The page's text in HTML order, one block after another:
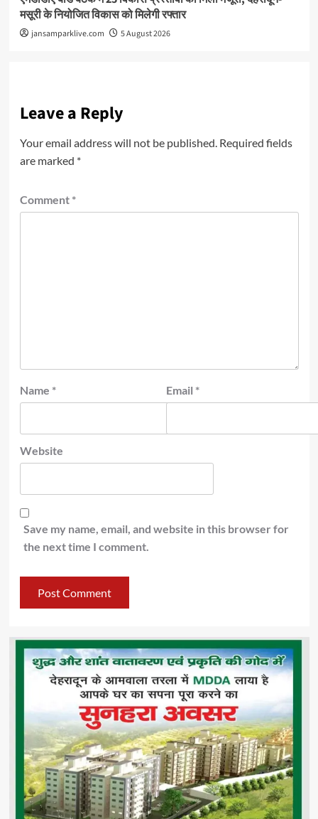
मसूरी के नियोजित विकास को मिलेगी रफ्तार
jansamparklive.com 5 August 2026
Leave a Reply
Your email address will not be published. Required fields
are marked *
Comment *
Name * Email *
Website
Save my name, email, and website in this browser for
the next time I comment.